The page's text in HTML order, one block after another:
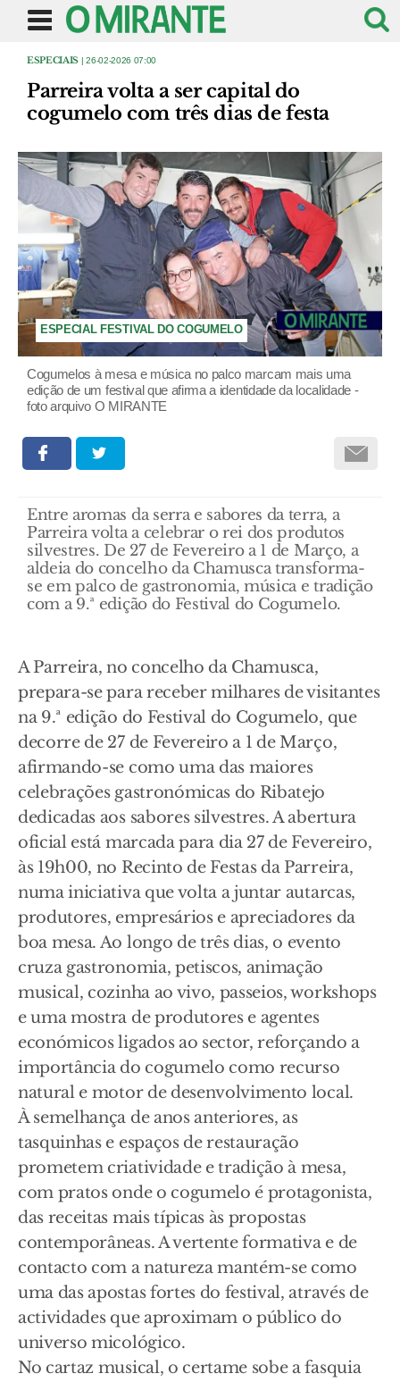
ESPECIAIS | 26-02-2026 07:00
Parreira volta a ser capital do
cogumelo com três dias de festa
ESPECIAL FESTIVAL DO COGUMELO
Cogumelos à mesa e música no palco marcam mais uma
edição de um festival que afirma a identidade da localidade -
foto arquivo O MIRANTE
Entre aromas da serra e sabores da terra, a
Parreira volta a celebrar o rei dos produtos
silvestres. De 27 de Fevereiro a 1 de Março, a
aldeia do concelho da Chamusca transforma-
se em palco de gastronomia, música e tradição
com a 9.ª edição do Festival do Cogumelo.
A Parreira, no concelho da Chamusca,
prepara-se para receber milhares de visitantes
na 9.ª edição do Festival do Cogumelo, que
decorre de 27 de Fevereiro a 1 de Março,
afirmando-se como uma das maiores
celebrações gastronómicas do Ribatejo
dedicadas aos sabores silvestres. A abertura
oficial está marcada para dia 27 de Fevereiro,
às 19h00, no Recinto de Festas da Parreira,
numa iniciativa que volta a juntar autarcas,
produtores, empresários e apreciadores da
boa mesa. Ao longo de três dias, o evento
cruza gastronomia, petiscos, animação
musical, cozinha ao vivo, passeios, workshops
e uma mostra de produtores e agentes
económicos ligados ao sector, reforçando a
importância do cogumelo como recurso
natural e motor de desenvolvimento local.
À semelhança de anos anteriores, as
tasquinhas e espaços de restauração
prometem criatividade e tradição à mesa,
com pratos onde o cogumelo é protagonista,
das receitas mais típicas às propostas
contemporâneas. A vertente formativa e de
contacto com a natureza mantém-se como
uma das apostas fortes do festival, através de
actividades que aproximam o público do
universo micológico.
No cartaz musical, o certame sobe a fasquia